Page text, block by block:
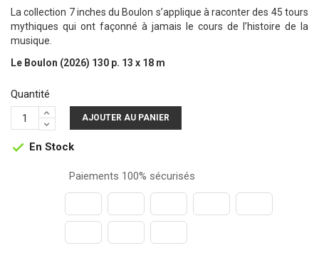
La collection 7 inches du Boulon s’applique à raconter des 45 tours
mythiques qui ont façonné à jamais le cours de l’histoire de la
musique.
Le Boulon (2026) 130 p. 13 x 18 m
Quantité
AJOUTER AU PANIER
 En Stock
Paiements 100% sécurisés